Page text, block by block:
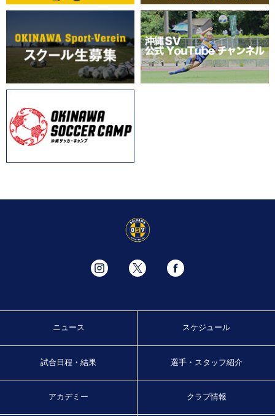
ニュース スケジュール
試合日程・結果 選手・スタッフ紹介
アカデミー クラブ情報